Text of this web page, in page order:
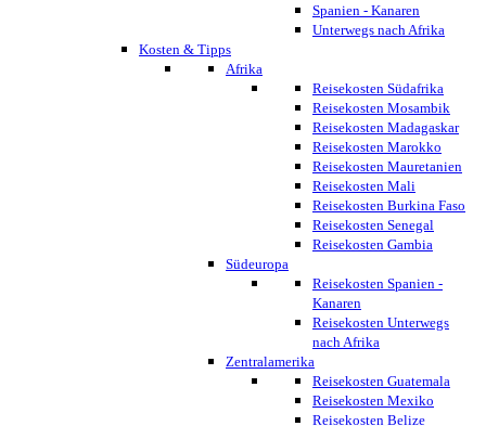
Spanien - Kanaren
Unterwegs nach Afrika
Kosten & Tipps
Afrika
Reisekosten Südafrika
Reisekosten Mosambik
Reisekosten Madagaskar
Reisekosten Marokko
Reisekosten Mauretanien
Reisekosten Mali
Reisekosten Burkina Faso
Reisekosten Senegal
Reisekosten Gambia
Südeuropa
Reisekosten Spanien -
Kanaren
Reisekosten Unterwegs
nach Afrika
Zentralamerika
Reisekosten Guatemala
Reisekosten Mexiko
Reisekosten Belize